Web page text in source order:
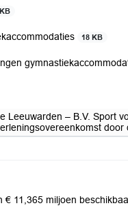
18 KB
Leeuwarden – B.V. Sport
11,365 miljoen